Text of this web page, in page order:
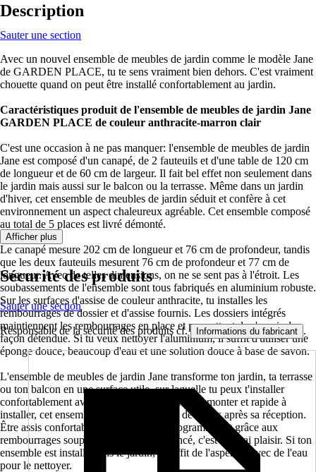
Description
Sauter une section
Avec un nouvel ensemble de meubles de jardin comme le modèle Jane
de GARDEN PLACE, tu te sens vraiment bien dehors. C'est vraiment
chouette quand on peut être installé confortablement au jardin.
Caractéristiques produit de l'ensemble de meubles de jardin Jane
GARDEN PLACE de couleur anthracite-marron clair
C'est une occasion à ne pas manquer: l'ensemble de meubles de jardin
Jane est composé d'un canapé, de 2 fauteuils et d'une table de 120 cm
de longueur et de 60 cm de largeur. Il fait bel effet non seulement dans
le jardin mais aussi sur le balcon ou la terrasse. Même dans un jardin
d'hiver, cet ensemble de meubles de jardin séduit et confère à cet
environnement un aspect chaleureux agréable. Cet ensemble composé
au total de 5 places est livré démonté.
Le canapé mesure 202 cm de longueur et 76 cm de profondeur, tandis
que les deux fauteuils mesurent 76 cm de profondeur et 77 cm de
longueur. Avec de telles dimensions, on ne se sent pas à l'étroit. Les
soubassements de l'ensemble sont tous fabriqués en aluminium robuste.
Sur les surfaces d'assise de couleur anthracite, tu installes les
rembourrages de dossier et d'assise fournis. Les dossiers intégrés
maintiennent les rembourrages en place et permettent de s'assoir de
façon détendue. Si tu veux nettoyer l'aluminium, il suffit d'utiliser une
éponge douce, beaucoup d'eau et une solution douce à base de savon.
L'ensemble de meubles de jardin Jane transforme ton jardin, ta terrasse
ou ton balcon en une surface utile, sur laquelle tu peux t'installer
confortablement avec toute la famille. Facile à monter et rapide à
installer, cet ensemble est disponible peu de temps après sa réception.
Être assis confortablement est tout un programme, et grâce aux
rembourrages souples de couleur gris foncé, c'est un vrai plaisir. Si ton
ensemble est installé dans le jardin, il suffit de l'asperger avec de l'eau
pour le nettoyer.
Afficher plus
Sécurité des produits
Sauter une section
Responsable de la sécurité des produits cf. Informations du fabricant .